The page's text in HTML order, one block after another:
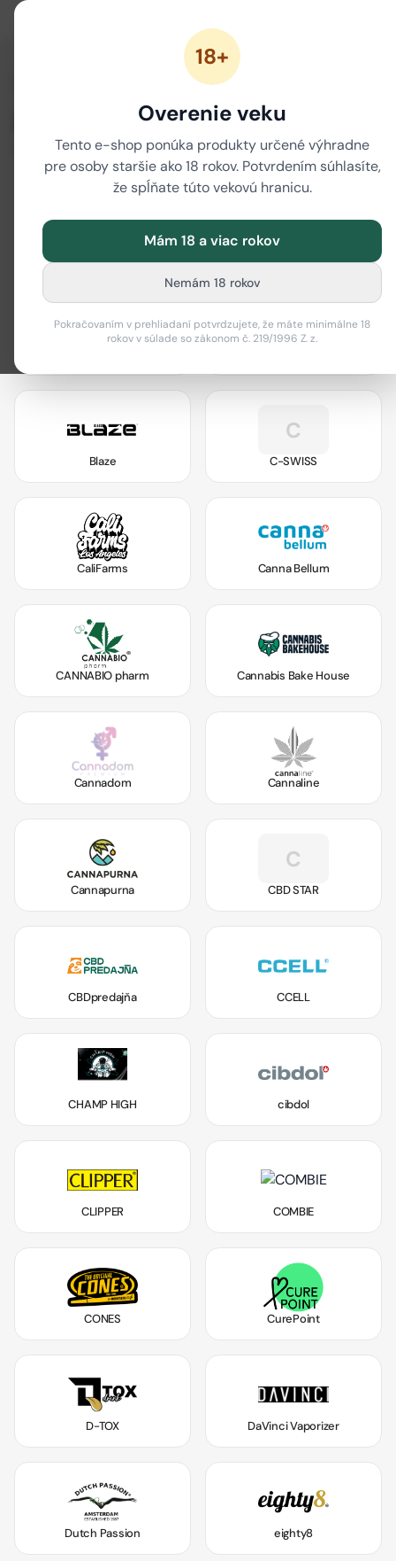
18+
Overenie veku
Tento e-shop ponúka produkty určené výhradne
pre osoby staršie ako 18 rokov. Potvrdením súhlasíte,
že spĺňate túto vekovú hranicu.
Mám 18 a viac rokov
Nemám 18 rokov
Pokračovaním v prehliadaní potvrdzujete, že máte minimálne 18
rokov v súlade so zákonom č. 219/1996 Z. z.
80 značiek
Best Buds
Blaze
C
C-SWISS
CaliFarms Canna Bellum
CANNABIO pharm Cannabis Bake House
Cannadom Cannaline
Cannapurna
C
CBD STAR
CBDpredajňa CCELL
CHAMP HIGH cibdol
CLIPPER COMBIE
CONES CurePoint
D-TOX DaVinci Vaporizer
Dutch Passion eighty8